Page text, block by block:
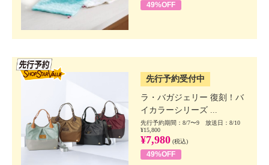
49%OFF
先行予約受付中
ラ・バガジェリー 復刻！バ
イカラーシリーズ ...
先行予約期間：8/7〜9 放送日：8/10
¥15,800
¥7,980 (税込)
49%OFF